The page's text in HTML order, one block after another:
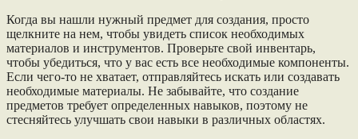
Когда вы нашли нужный предмет для создания, просто
щелкните на нем, чтобы увидеть список необходимых
материалов и инструментов. Проверьте свой инвентарь,
чтобы убедиться, что у вас есть все необходимые компоненты.
Если чего-то не хватает, отправляйтесь искать или создавать
необходимые материалы. Не забывайте, что создание
предметов требует определенных навыков, поэтому не
стесняйтесь улучшать свои навыки в различных областях.